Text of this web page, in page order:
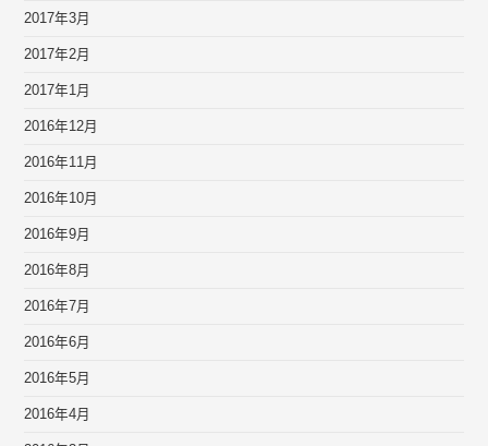
2017年3月
2017年2月
2017年1月
2016年12月
2016年11月
2016年10月
2016年9月
2016年8月
2016年7月
2016年6月
2016年5月
2016年4月